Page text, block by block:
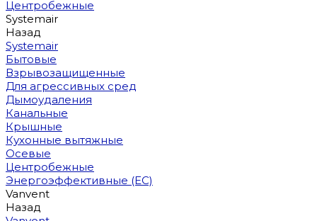
Центробежные
Systemair
Назад
Systemair
Бытовые
Взрывозащищенные
Для агрессивных сред
Дымоудаления
Канальные
Крышные
Кухонные вытяжные
Осевые
Центробежные
Энергоэффективные (EC)
Vanvent
Назад